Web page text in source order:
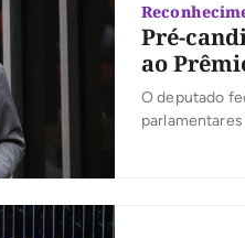
Pré-
ao
O deputado